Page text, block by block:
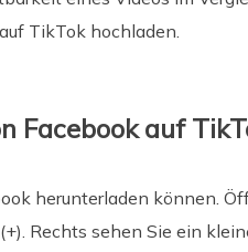
TikTok hochladen.
Facebook auf
herunterladen können.
Rechts sehen Sie ein